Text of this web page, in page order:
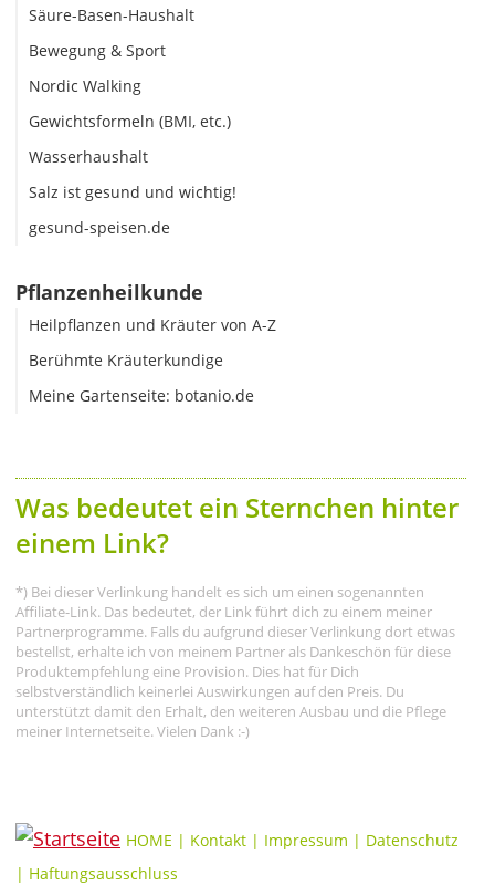
Säure-Basen-Haushalt
Bewegung & Sport
Nordic Walking
Gewichtsformeln (BMI, etc.)
Wasserhaushalt
Salz ist gesund und wichtig!
gesund-speisen.de
Pflanzenheilkunde
Heilpflanzen und Kräuter von A-Z
Berühmte Kräuterkundige
Meine Gartenseite: botanio.de
Was bedeutet ein Sternchen hinter
einem Link?
*) Bei dieser Verlinkung handelt es sich um einen sogenannten
Affiliate-Link. Das bedeutet, der Link führt dich zu einem meiner
Partnerprogramme. Falls du aufgrund dieser Verlinkung dort etwas
bestellst, erhalte ich von meinem Partner als Dankeschön für diese
Produktempfehlung eine Provision. Dies hat für Dich
selbstverständlich keinerlei Auswirkungen auf den Preis. Du
unterstützt damit den Erhalt, den weiteren Ausbau und die Pflege
meiner Internetseite. Vielen Dank :-)
HOME | Kontakt | Impressum | Datenschutz
| Haftungsausschluss